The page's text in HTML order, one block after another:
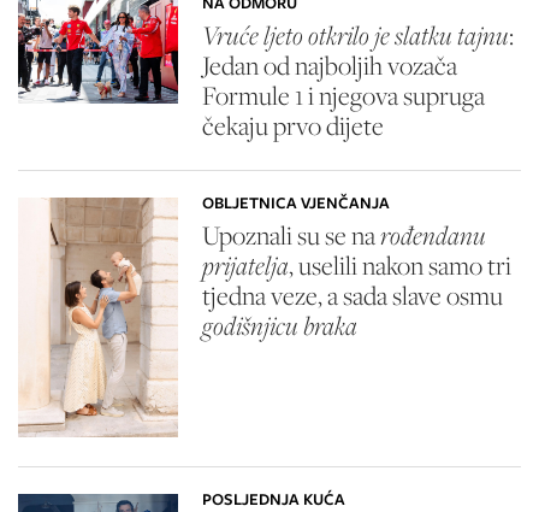
Vruće ljeto otkrilo je slatku tajnu:
Jedan od najboljih vozača
Formule 1 i njegova supruga
čekaju prvo dijete
OBLJETNICA VJENČANJA
Upoznali su se narođendanu
prijatelja, uselili nakon samo tri
tjedna veze, a sada slave osmu
godišnjicu braka
POSLJEDNJA KUĆA